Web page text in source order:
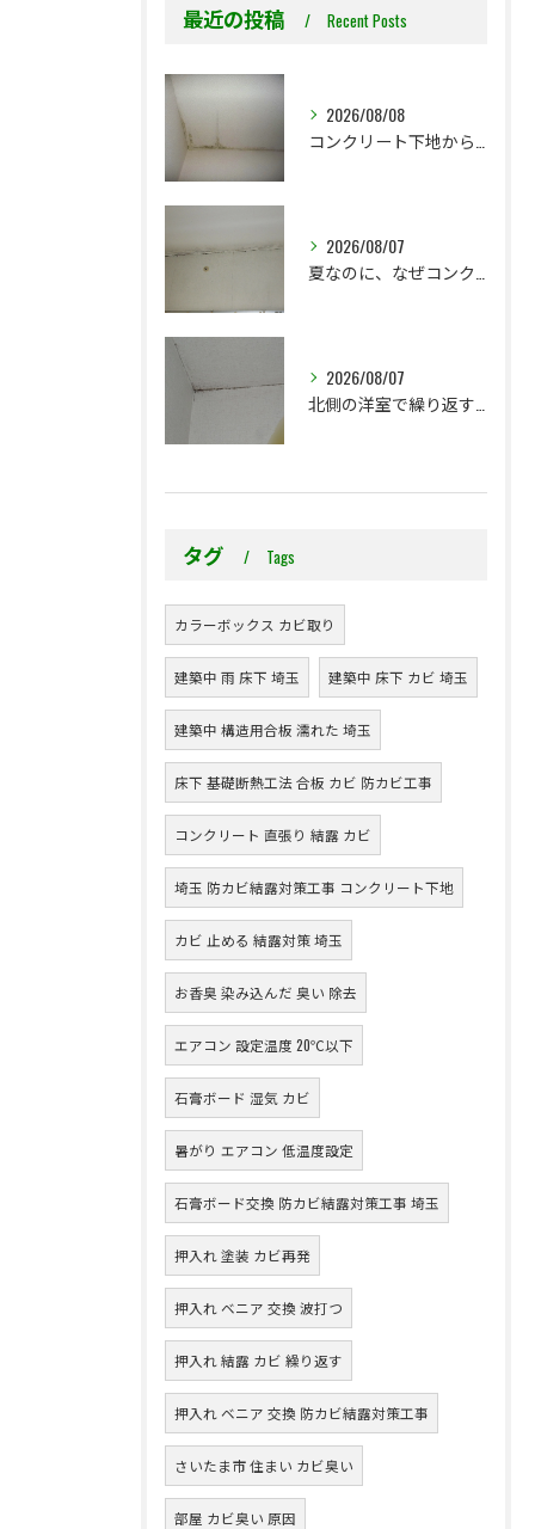
最近の投稿 Recent Posts
2026/08/08
2026/08/07
2026/08/07
タグ Tags
カラーボックス カビ取り
建築中 雨 床下 埼玉 建築中 床下 カビ 埼玉
建築中 構造用合板 濡れた 埼玉
床下 基礎断熱工法 合板 カビ 防カビ工事
コンクリート 直張り 結露 カビ
埼玉 防カビ結露対策工事 コンクリート下地
カビ 止める 結露対策 埼玉
お香臭 染み込んだ 臭い 除去
エアコン 設定温度 20℃以下
石膏ボード 湿気 カビ
暑がり エアコン 低温度設定
石膏ボード交換 防カビ結露対策工事 埼玉
押入れ 塗装 カビ再発
押入れ ベニア 交換 波打つ
押入れ 結露 カビ 繰り返す
押入れ ベニア 交換 防カビ結露対策工事
さいたま市 住まい カビ臭い
部屋 カビ臭い 原因